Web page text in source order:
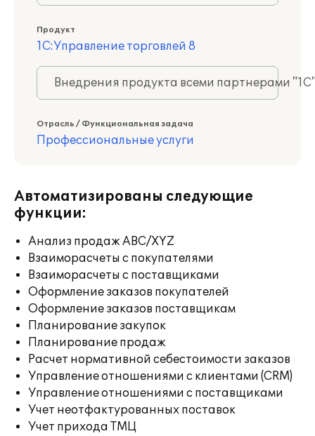
Продукт
1С:Управление торговлей 8
Внедрения продукта всеми партнерами
Отрасль / Функциональная задача
Профессиональные услуги
Автоматизированы следующие
функции:
Анализ продаж ABC/XYZ
Взаиморасчеты с покупателями
Взаиморасчеты с поставщиками
Оформление заказов покупателей
Оформление заказов поставщикам
Планирование закупок
Планирование продаж
Расчет нормативной себестоимости заказов
Управление отношениями с клиентами (CRM)
Управление отношениями с поставщиками
Учет неотфактурованных поставок
Учет прихода ТМЦ